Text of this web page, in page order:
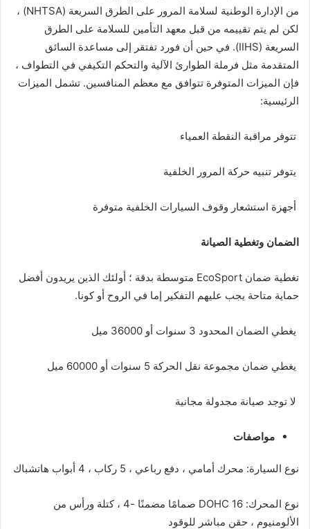
من الإدارة الوطنية لسلامة المرور على الطرق السريعة (NHTSA) ،
لكن لم يتم تقييمه من قبل معهد التأمين للسلامة على الطرق
السريعة (IIHS). في حين أن فورد تفتقر إلى مساعدة السائق
المتقدمة مثل فرملة الطوارئ الآلية والتحكم التكيفي في التطواف ،
فإن الميزات المتوفرة تتوافق مع معظم المنافسين. تشمل الميزات
الرئيسية:
تتوفر مراقبة النقطة العمياء
يتوفر تنبيه حركة المرور الخلفية
أجهزة استشعار وقوف السيارات الخلفية متوفرة
الضمان وتغطية الصيانة
تغطية ضمان EcoSport متوسطة بدقة ؛ أولئك الذين يريدون أفضل
حماية متاحة يجب عليهم التفكير إما في الروح أو كونا.
يغطي الضمان المحدود 3 سنوات أو 36000 ميل
يغطي ضمان مجموعة نقل الحركة 5 سنوات أو 60000 ميل
لا توجد صيانة مجدولة مجانية
مواصفات
نوع السيارة: محرك أمامي ، دفع رباعي ، 5 ركاب ، 4 أبواب هاتشباك
نوع المحرك: DOHC 16 صمامًا مضمنًا -4 ، كتلة ورأس من
الألومنيوم ، حقن مباشر للوقود